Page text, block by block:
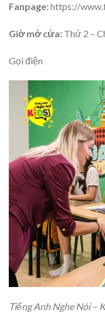
Fanpage:https://
Giờ mở cửa: Thứ 2 –
Gọi điện
Tiếng Anh Nghe Nói –